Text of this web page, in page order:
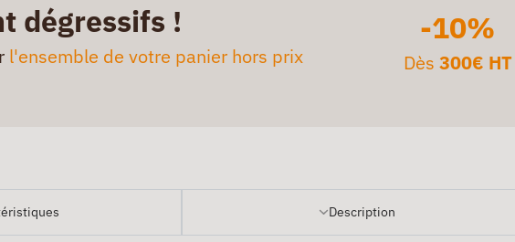
dégressifs !
l'ensemble de votre panier hors prix
-10%
Dès 300€ HT
Description